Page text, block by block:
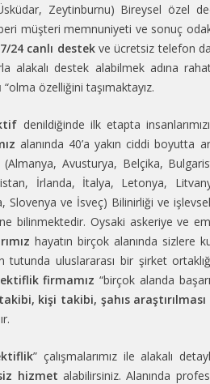
Zeytinburnu) Bireysel özel
müşteri memnuniyeti ve sonuç
7/24 canlı destekve ücretsiz telefon
alakalı destek alabilmek adına
“olma özelliğini taşımaktayız.
denildiğinde ilk etapta
alanında 40’a yakın ciddi boyutta
(Almanya, Avusturya, Belçika,
İrlanda, İtalya, Letonya,
Slovenya ve İsveç) Bilinirliği ve
bilinmektedir. Oysaki askeriye ve
hayatın birçok alanında sizlere
tutunda uluslararası bir şirket
firmamız “birçok alanda
kişi takibi, şahıs
” çalışmalarımız ile alakalı
hizmet alabilirsiniz. Alanında